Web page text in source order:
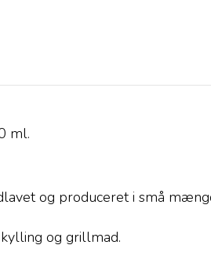
ml.
og produceret i små
og grillmad.